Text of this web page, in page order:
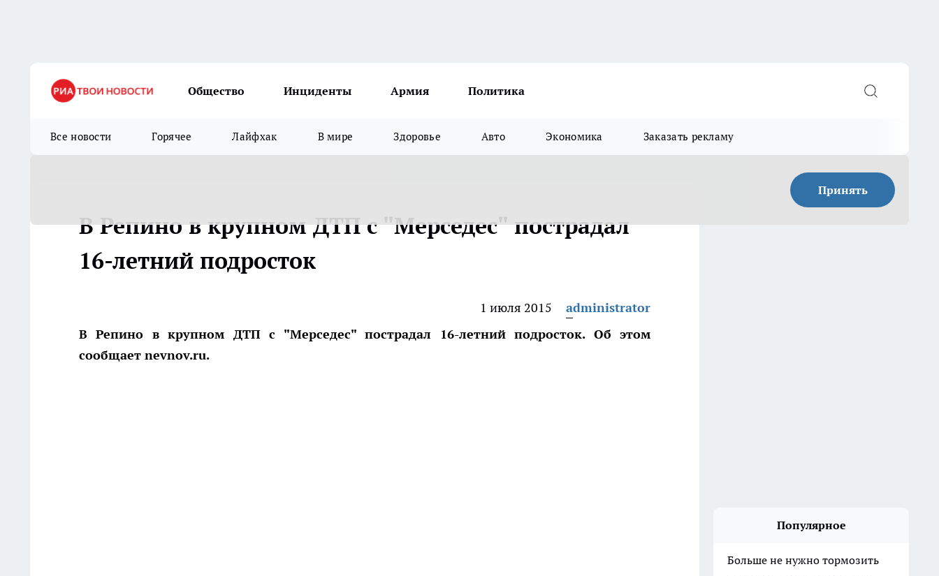
Общество Инциденты Армия Политика
Все новости Горячее Лайфхак В мире Здоровье Авто Экономика Заказать рекламу
Принять
В Репино в крупном ДТП с "Мерседес" пострадал
16-летний подросток
1 июля 2015
administrator
В Репино в крупном ДТП с "Мерседес" пострадал 16-летний подросток. Об этом
сообщает nevnov.ru.
Популярное
Больше не нужно тормозить